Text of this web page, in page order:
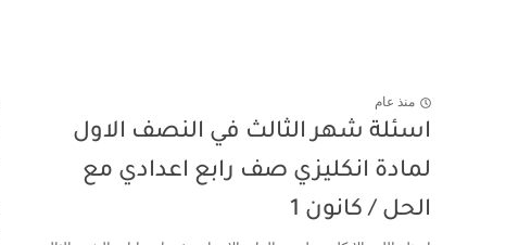
منذ عام
اسئلة شهر الثالث في النصف الاول
لمادة انكليزي صف رابع اعدادي مع
الحل / كانون 1